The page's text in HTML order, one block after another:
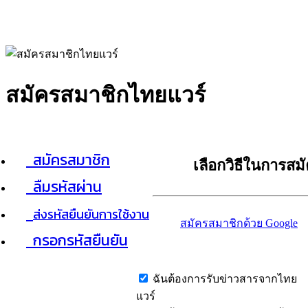
สมัครสมาชิกไทยแวร์
สมัครสมาชิก
ลืมรหัสผ่าน
ส่งรหัสยืนยันการใช้งาน
กรอกรหัสยืนยัน
เลือกวิธีในการส
สมัครสมาชิกด้วย Google
ฉันต้องการรับข่าวสารจากไทย
แวร์